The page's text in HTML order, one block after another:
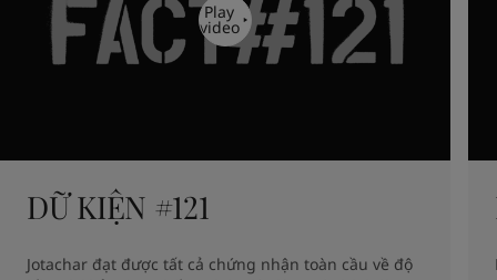
Play
video
DỮ KIỆN #121
Jotachar đạt được tất cả chứng nhận toàn cầu về độ